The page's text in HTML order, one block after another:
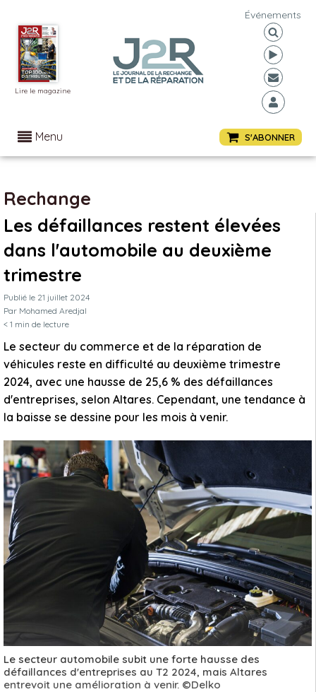
Lire le magazine
Événements
Menu S'ABONNER
Rechange
Les défaillances restent élevées
dans l'automobile au deuxième
trimestre
Publié le 21 juillet 2024
Par Mohamed Aredjal
< 1 min de lecture
Le secteur du commerce et de la réparation de
véhicules reste en difficulté au deuxième trimestre
2024, avec une hausse de 25,6 % des défaillances
d'entreprises, selon Altares. Cependant, une tendance à
la baisse se dessine pour les mois à venir.
Le secteur automobile subit une forte hausse des
défaillances d'entreprises au T2 2024, mais Altares
entrevoit une amélioration à venir. ©Delko